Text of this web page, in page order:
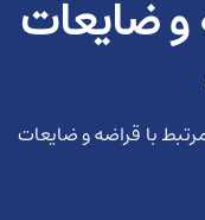
ضایعات
با قراضه و ضایعات